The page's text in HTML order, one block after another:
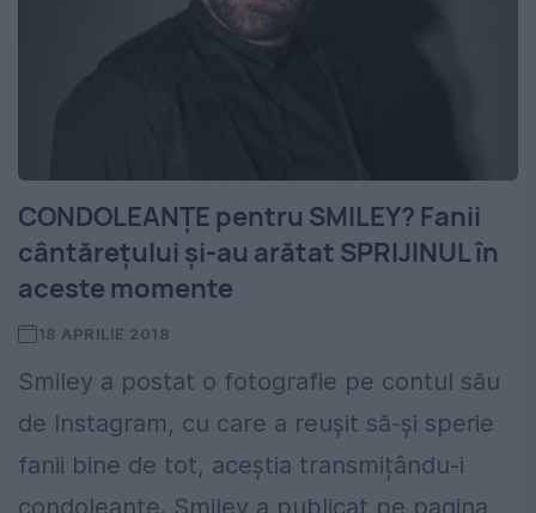
CONDOLEANȚE pentru SMILEY? Fanii
cântărețului și-au arătat SPRIJINUL în
aceste momente
18 APRILIE 2018
Smiley a postat o fotografie pe contul său
de Instagram, cu care a reușit să-și sperie
fanii bine de tot, aceștia transmițându-i